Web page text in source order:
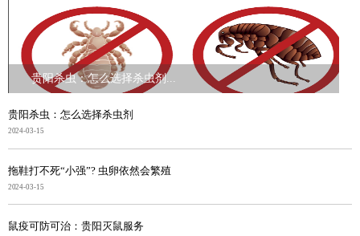
贵阳杀虫：怎么选择杀虫剂...
贵阳杀虫：怎么选择杀虫剂
2024-03-15
拖鞋打不死“小强”? 虫卵依然会繁殖
2024-03-15
鼠疫可防可治：贵阳灭鼠服务